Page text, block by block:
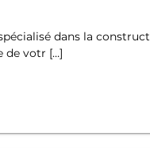
dans la
de votr […]